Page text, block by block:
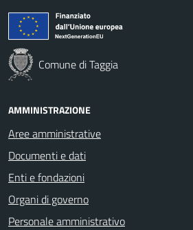
Comune di Taggia
AMMINISTRAZIONE
Aree amministrative
Documenti e dati
Enti e fondazioni
Organi di governo
Personale amministrativo